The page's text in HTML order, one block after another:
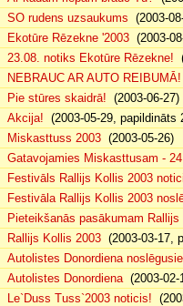
SO rudens uzsaukums (2003-
Ekotūre Rēzekne '2003 (2003-
23.08. notiks Ekotūre Rēzekne!
NEBRAUC AR AUTO REIBUMĀ!
Pie stūres skaidrā! (2003-06-27)
Akcija! (2003-05-29, papildināts
Miskasttuss 2003 (2003-05-26)
Gatavojamies Miskasttusam -
Festivāls Rallijs Kollis 2003
Festivāla Rallijs Kollis 2003
Pieteikšanās pasākumam
Rallijs Kollis 2003 (2003-03-17,
Autolistes Donordiena
Autolistes Donordiena(2003-02-
Le`Duss Tuss`2003 noticis!